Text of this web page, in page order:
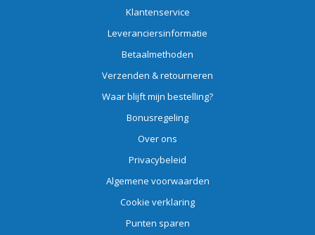
Klantenservice
Leveranciersinformatie
Betaalmethoden
Verzenden & retourneren
Waar blijft mijn bestelling?
Bonusregeling
Over ons
Privacybeleid
Algemene voorwaarden
Cookie verklaring
Punten sparen